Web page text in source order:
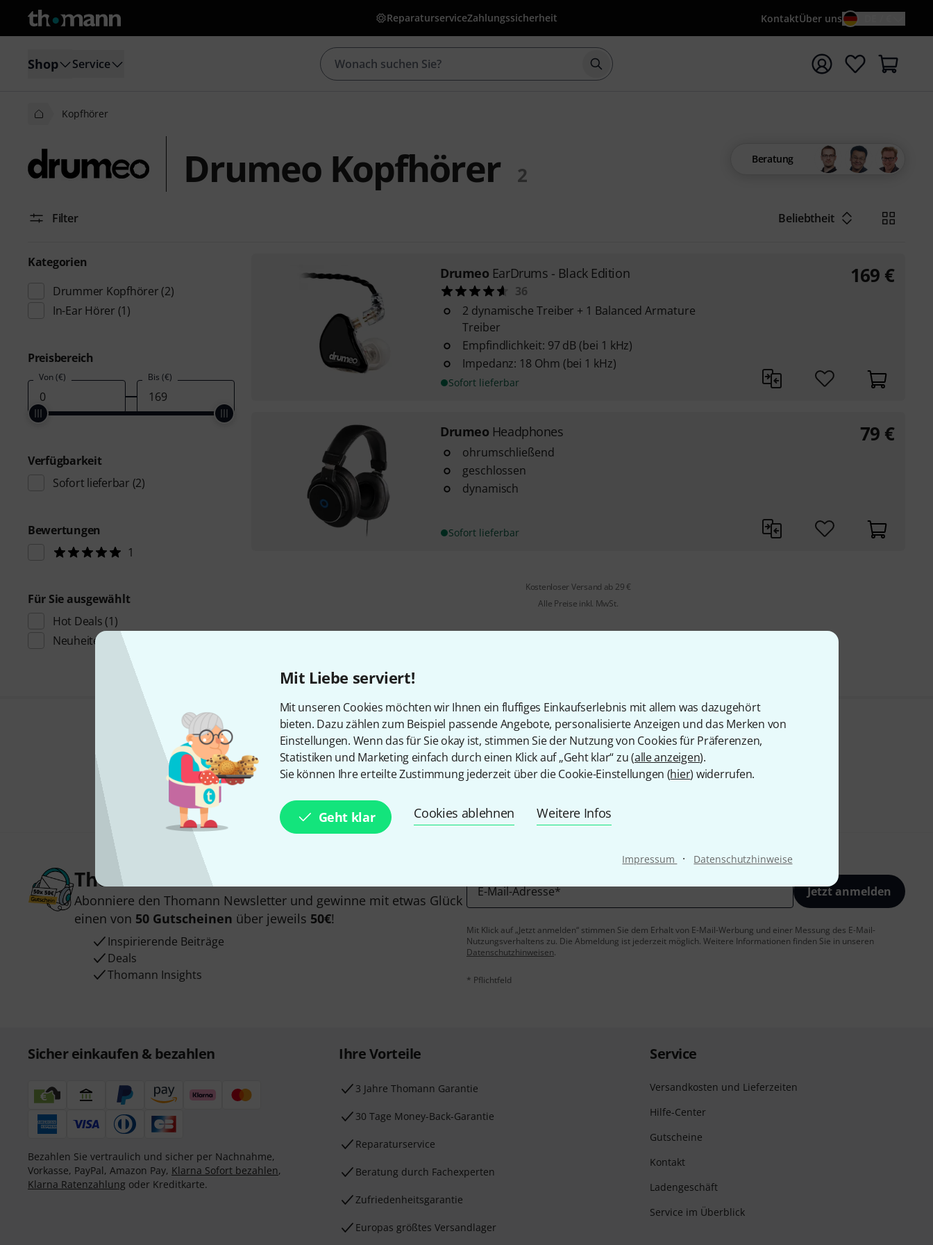
Mit Liebe serviert!
Mit unseren Cookies möchten wir Ihnen ein fluffiges Einkaufserlebnis mit allem was dazugehört
bieten. Dazu zählen zum Beispiel passende Angebote, personalisierte Anzeigen und das Merken von
Einstellungen. Wenn das für Sie okay ist, stimmen Sie der Nutzung von Cookies für Präferenzen,
Statistiken und Marketing einfach durch einen Klick auf „Geht klar“ zu (alle anzeigen).
Sie können Ihre erteilte Zustimmung jederzeit über die Cookie-Einstellungen (hier) widerrufen.
Geht klar Cookies ablehnen Weitere Infos
Impressum · Datenschutzhinweise
ReparaturserviceZahlungssicherheit KontaktÜber uns
Shop Service Suche mit Suchwort {searchTerm} starten
Kopfhörer
Drumeo Kopfhörer 2
Beratung
Filter Beliebtheit
Kategorien
Drummer Kopfhörer (2)
In-Ear Hörer (1)
Preisbereich
Von (€) Bis (€)
Verfügbarkeit
Sofort lieferbar (2)
Bewertungen
1
Für Sie ausgewählt
Hot Deals (1)
Neuheiten & Trends
Drumeo EarDrums - Black Edition
36
2 dynamische Treiber + 1 Balanced Armature
Treiber
Empfindlichkeit: 97 dB (bei 1 kHz)
Impedanz: 18 Ohm (bei 1 kHz)
Sofort lieferbar
169 €
Drumeo Headphones
ohrumschließend
geschlossen
dynamisch
Sofort lieferbar
79 €
Kostenloser Versand ab 29 €
Alle Preise inkl. MwSt.
Gefällt Ihnen, was Sie sehen?
Teilen Hilfe & Feedback
Thomann Newsletter
Abonniere den Thomann Newsletter und gewinne mit etwas Glück
einen von 50 Gutscheinen über jeweils 50€!
Inspirierende Beiträge
Deals
Thomann Insights
E-Mail-Adresse* Jetzt anmelden
Mit Klick auf „Jetzt anmelden“ stimmen Sie dem Erhalt von E-Mail-Werbung und einer Messung des E-Mail-
Nutzungsverhaltens zu. Die Abmeldung ist jederzeit möglich. Weitere Informationen finden Sie in unseren
Datenschutzhinweisen.
* Pflichtfeld
Sicher einkaufen & bezahlen
Bezahlen Sie vertraulich und sicher per Nachnahme,
Vorkasse, PayPal, Amazon Pay, Klarna Sofort bezahlen,
Klarna Ratenzahlung oder Kreditkarte.
Ihre Vorteile
3 Jahre Thomann Garantie
30 Tage Money-Back-Garantie
Reparaturservice
Beratung durch Fachexperten
Zufriedenheitsgarantie
Europas größtes Versandlager
Service
Versandkosten und Lieferzeiten
Hilfe-Center
Gutscheine
Kontakt
Ladengeschäft
Service im Überblick